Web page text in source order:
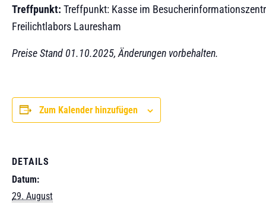
Treffpunkt: Treffpunkt: Kasse im
Freilichtlabors Lauresham
Preise Stand 01.10.2025, Änderungen vorbehalten.
Zum Kalender hinzufügen
DETAILS
Datum:
29. August